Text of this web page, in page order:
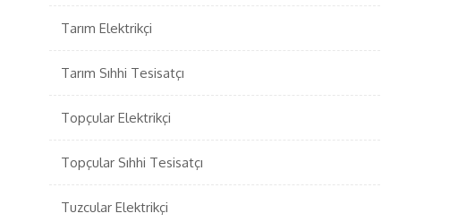
Tarım Elektrikçi
Tarım Sıhhi Tesisatçı
Topçular Elektrikçi
Topçular Sıhhi Tesisatçı
Tuzcular Elektrikçi